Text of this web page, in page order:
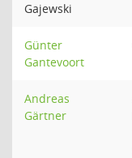
Gajewski
Günter
Gantevoort
Andreas
Gärtner